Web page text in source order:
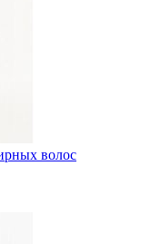
волос